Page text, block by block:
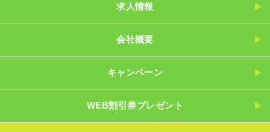
求人情報
会社概要
キャンペーン
WEB割引券プレゼント